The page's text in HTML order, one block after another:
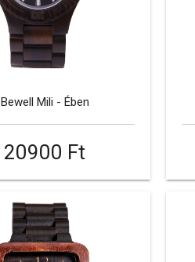
Bewell Mili - Ében
20900 Ft